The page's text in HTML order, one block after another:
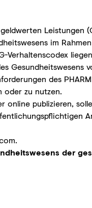
Leistungen
im
Verhaltenscodex
Gesundheitswesens
des
oder zu nutzen.
online publizieren,
.
der